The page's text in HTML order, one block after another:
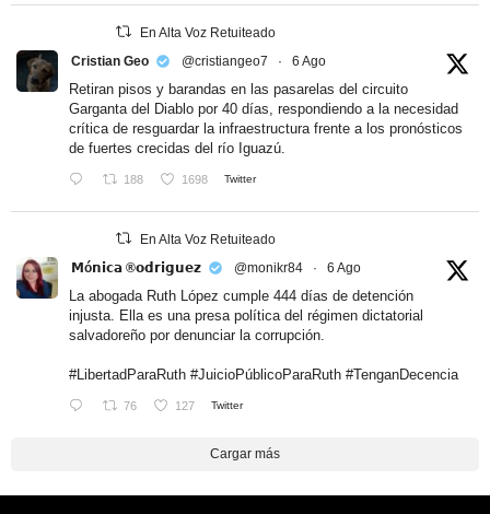
En Alta Voz Retuiteado
Cristian Geo
@cristiangeo7 · 6 Ago
Retiran pisos y barandas en las pasarelas del circuito
Garganta del Diablo por 40 días, respondiendo a la necesidad
crítica de resguardar la infraestructura frente a los pronósticos
de fuertes crecidas del río Iguazú.
188 1698 Twitter
En Alta Voz Retuiteado
𝗠ó𝗻𝗶𝗰𝗮 ®𝗼𝗱𝗿𝗶𝗴𝘂𝗲𝘇
@monikr84 · 6 Ago
La abogada Ruth López cumple 444 días de detención
injusta. Ella es una presa política del régimen dictatorial
salvadoreño por denunciar la corrupción.
#LibertadParaRuth #JuicioPúblicoParaRuth #TenganDecencia
76 127 Twitter
Cargar más